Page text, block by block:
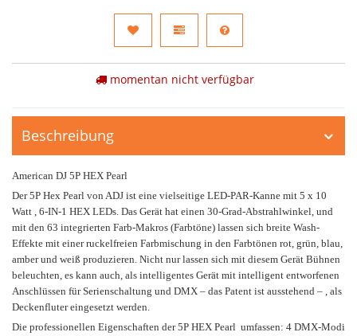
momentan nicht verfügbar
Beschreibung
American DJ 5P HEX Pearl
Der 5P Hex Pearl von ADJ ist eine vielseitige LED-PAR-Kanne mit 5 x 10
Watt , 6-IN-1 HEX LEDs. Das Gerät hat einen 30-Grad-Abstrahlwinkel, und
mit den 63 integrierten Farb-Makros (Farbtöne) lassen sich breite Wash-
Effekte mit einer ruckelfreien Farbmischung in den Farbtönen rot, grün, blau,
amber und weiß produzieren. Nicht nur lassen sich mit diesem Gerät Bühnen
beleuchten, es kann auch, als intelligentes Gerät mit intelligent entworfenen
Anschlüssen für Serienschaltung und DMX – das Patent ist ausstehend – , als
Deckenfluter eingesetzt werden.
Die professionellen Eigenschaften der 5P HEX Pearl umfassen: 4 DMX-Modi